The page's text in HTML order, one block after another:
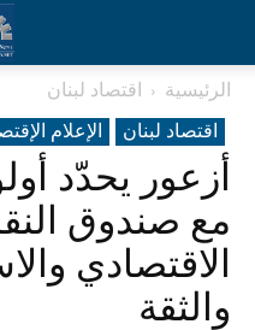
الرئيسية
اقتصاد لبنان
اقتصاد لبنان
الإعلام
أزعور يحدّد
مع صندوق
الاقتصادي
والثقة